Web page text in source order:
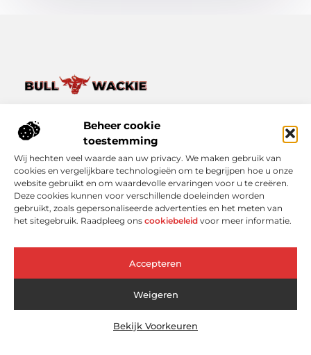
Beheer cookie
toestemming
Wij hechten veel waarde aan uw privacy. We maken gebruik van
cookies en vergelijkbare technologieën om te begrijpen hoe u onze
website gebruikt en om waardevolle ervaringen voor u te creëren.
Deze cookies kunnen voor verschillende doeleinden worden
gebruikt, zoals gepersonaliseerde advertenties en het meten van
het sitegebruik. Raadpleeg ons cookiebeleid voor meer informatie.
Accepteren
Weigeren
Bekijk Voorkeuren
het op Bullwackie.nl.
Verken een breed scala aan blogs en artikelen die je inspireren,
informeren en verrijken, van kleine momenten tot grote
inzichten.
Bericht categorie
Onze informatie
Cookiebeleid (EU)